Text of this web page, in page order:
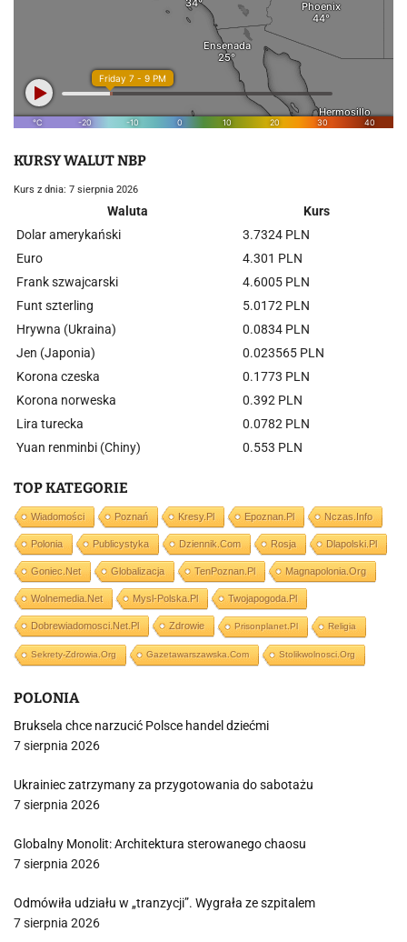
KURSY WALUT NBP
Kurs z dnia: 7 sierpnia 2026
Waluta
Kurs
Dolar amerykański
3.7324 PLN
Euro
4.301 PLN
Frank szwajcarski
4.6005 PLN
Funt szterling
5.0172 PLN
Hrywna (Ukraina)
0.0834 PLN
Jen (Japonia)
0.023565 PLN
Korona czeska
0.1773 PLN
Korona norweska
0.392 PLN
Lira turecka
0.0782 PLN
Yuan renminbi (Chiny)
0.553 PLN
TOP KATEGORIE
Wiadomości Poznań Kresy.pl Epoznan.pl Nczas.info
Polonia Publicystyka Dziennik.com Rosja Dlapolski.pl
Goniec.net Globalizacja TenPoznan.pl Magnapolonia.org
Wolnemedia.net Mysl-Polska.pl Twojapogoda.pl
Dobrewiadomosci.net.pl Zdrowie Prisonplanet.pl Religia
Sekrety-Zdrowia.org Gazetawarszawska.com Stolikwolnosci.org
POLONIA
Bruksela chce narzucić Polsce handel dziećmi
7 sierpnia 2026
Ukrainiec zatrzymany za przygotowania do sabotażu
7 sierpnia 2026
Globalny Monolit: Architektura sterowanego chaosu
7 sierpnia 2026
Odmówiła udziału w „tranzycji”. Wygrała ze szpitalem
7 sierpnia 2026